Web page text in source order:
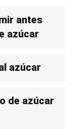
antes
azúcar
azúcar
de azúcar